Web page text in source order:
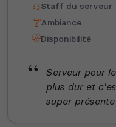
Staff du serveur
Ambiance
Disponibilité
Serveur pour
plus dur et
super